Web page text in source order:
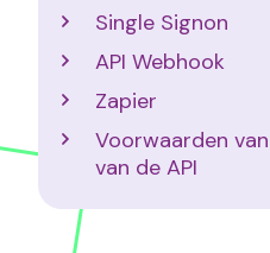
Single Signon
API Webhook
Zapier
Voorwaarden
van de API